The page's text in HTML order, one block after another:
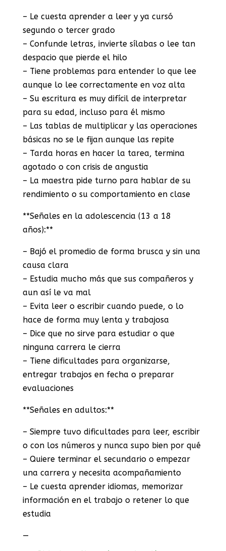
– Le cuesta aprender a leer y ya cursó
segundo o tercer grado
– Confunde letras, invierte sílabas o lee tan
despacio que pierde el hilo
– Tiene problemas para entender lo que lee
aunque lo lee correctamente en voz alta
– Su escritura es muy difícil de interpretar
para su edad, incluso para él mismo
– Las tablas de multiplicar y las operaciones
básicas no se le fijan aunque las repite
– Tarda horas en hacer la tarea, termina
agotado o con crisis de angustia
– La maestra pide turno para hablar de su
rendimiento o su comportamiento en clase
**Señales en la adolescencia (13 a 18
años):**
– Bajó el promedio de forma brusca y sin una
causa clara
– Estudia mucho más que sus compañeros y
aun así le va mal
– Evita leer o escribir cuando puede, o lo
hace de forma muy lenta y trabajosa
– Dice que no sirve para estudiar o que
ninguna carrera le cierra
– Tiene dificultades para organizarse,
entregar trabajos en fecha o preparar
evaluaciones
**Señales en adultos:**
– Siempre tuvo dificultades para leer, escribir
o con los números y nunca supo bien por qué
– Quiere terminar el secundario o empezar
una carrera y necesita acompañamiento
– Le cuesta aprender idiomas, memorizar
información en el trabajo o retener lo que
estudia
—